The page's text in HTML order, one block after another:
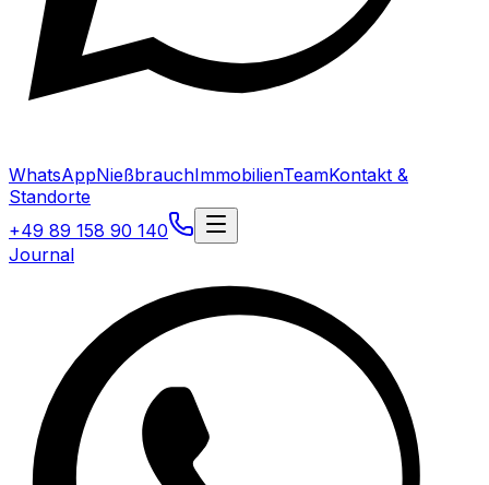
WhatsAppNießbrauchImmobilienTeamKontakt &
Standorte
+49 89 158 90 140
Journal